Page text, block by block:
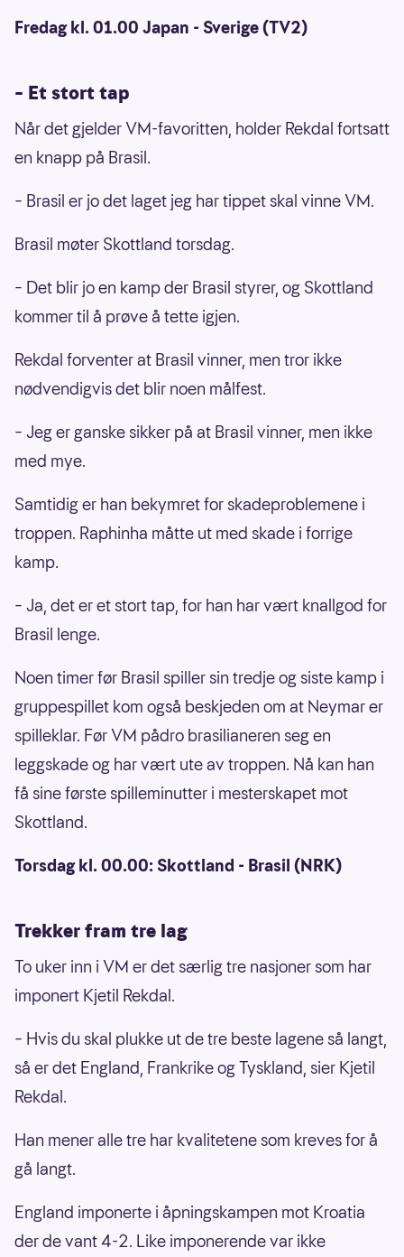
Start
HamKam
Rosenborg
Omonia (Kypros)
Aalesund igjen fra 2024
Fredag kl. 01.00 Japan - Sverige (TV2)
– Et stort tap
Når det gjelder VM-favoritten, holder Rekdal fortsatt
en knapp på Brasil.
– Brasil er jo det laget jeg har tippet skal vinne VM.
Brasil møter Skottland torsdag.
– Det blir jo en kamp der Brasil styrer, og Skottland
kommer til å prøve å tette igjen.
Rekdal forventer at Brasil vinner, men tror ikke
nødvendigvis det blir noen målfest.
– Jeg er ganske sikker på at Brasil vinner, men ikke
med mye.
Samtidig er han bekymret for skadeproblemene i
troppen. Raphinha måtte ut med skade i forrige
kamp.
– Ja, det er et stort tap, for han har vært knallgod for
Brasil lenge.
Noen timer før Brasil spiller sin tredje og siste kamp i
gruppespillet kom også beskjeden om at Neymar er
spilleklar. Før VM pådro brasilianeren seg en
leggskade og har vært ute av troppen. Nå kan han
få sine første spilleminutter i mesterskapet mot
Skottland.
Torsdag kl. 00.00: Skottland - Brasil (NRK)
Trekker fram tre lag
To uker inn i VM er det særlig tre nasjoner som har
imponert Kjetil Rekdal.
– Hvis du skal plukke ut de tre beste lagene så langt,
så er det England, Frankrike og Tyskland, sier Kjetil
Rekdal.
Han mener alle tre har kvalitetene som kreves for å
gå langt.
England imponerte i åpningskampen mot Kroatia
der de vant 4-2. Like imponerende var ikke